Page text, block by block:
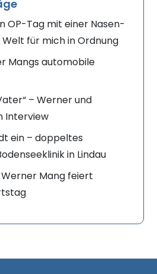
OP-Tag mit einer Nasen-
Welt für mich in Ordnung
Mangs automobile
– Werner und
Interview
ein – doppeltes
in Lindau
Mang feiert